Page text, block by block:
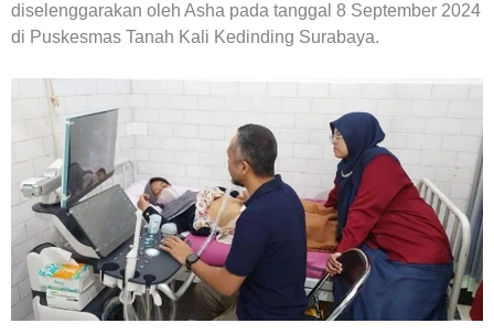
diselenggarakan oleh Asha pada tanggal 8 September 2024
di Puskesmas Tanah Kali Kedinding Surabaya.